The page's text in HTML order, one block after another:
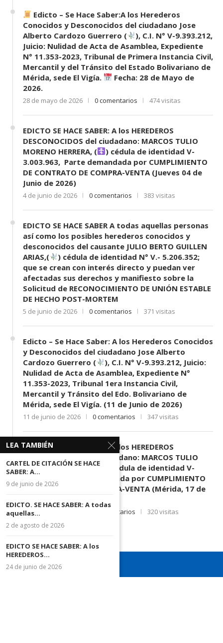
Edicto – Se Hace Saber:A los Herederos
Conocidos y Desconocidos del ciudadano Jose
Alberto Cardozo Guerrero (
), C.I. N° V-9.393.212,
Juicio: Nulidad de Acta de Asamblea, Expediente
N° 11.353-2023, Tribunal de Primera Instancia Civil,
Mercantil y del Tránsito del Estado Bolivariano de
Mérida, sede El Vigía.
Fecha: 28 de Mayo de
2026.
28 de mayo de 2026 0 comentarios 474 visitas
EDICTO SE HACE SABER: A los HEREDEROS
DESCONOCIDOS del ciudadano: MARCOS TULIO
MORENO HERRERA, (
) cédula de identidad V-
3.003.963, Parte demandada por CUMPLIMIENTO
DE CONTRATO DE COMPRA-VENTA (Jueves 04 de
Junio de 2026)
4 de junio de 2026 0 comentarios 383 visitas
EDICTO SE HACE SABER A todas aquellas personas
así como los posibles herederos conocidos y
desconocidos del causante JULIO BERTO GUILLEN
ARIAS,(
) cédula de identidad N° V.- 5.206.352;
que se crean con interés directo y puedan ver
afectadas sus derechos y manifiesto sobre la
Solicitud de RECONOCIMIENTO DE UNIÓN ESTABLE
DE HECHO POST-MORTEM
5 de junio de 2026 0 comentarios 371 visitas
Edicto – Se Hace Saber: A los Herederos Conocidos
y Desconocidos del ciudadano Jose Alberto
Cardozo Guerrero (
), C.I. N° V-9.393.212, Juicio:
Nulidad de Acta de Asamblea, Expediente N°
11.353-2023, Tribunal 1era Instancia Civil,
Mercantil y Tránsito del Edo. Bolivariano de
Mérida, sede El Vigía. (11 de Junio de 2026)
11 de junio de 2026 0 comentarios 347 visitas
EDICTO SE HACE SABER: A los HEREDEROS
DESCONOCIDOS del ciudadano: MARCOS TULIO
MORENO HERRERA, (
) cédula de identidad V-
3.003.963, Parte demandada por CUMPLIMIENTO
DE CONTRATO DE COMPRA-VENTA (Mérida, 17 de
17 de junio de 2026 0 comentarios 320 visitas
LEA TAMBIÉN
CARTEL DE CITACIÓN SE HACE
SABER: A...
9 de junio de 2026
EDICTO. SE HACE SABER: A todas
aquellas...
2 de agosto de 2026
EDICTO SE HACE SABER: A los
HEREDEROS...
24 de junio de 2026